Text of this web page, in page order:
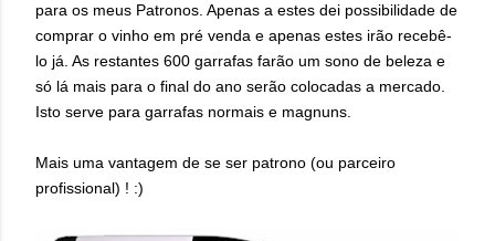
para os meus Patronos. Apenas a estes dei possibilidade de
comprar o vinho em pré venda e apenas estes irão recebê-
lo já. As restantes 600 garrafas farão um sono de beleza e
só lá mais para o final do ano serão colocadas a mercado.
Isto serve para garrafas normais e magnuns.
Mais uma vantagem de se ser patrono (ou parceiro
profissional) ! :)